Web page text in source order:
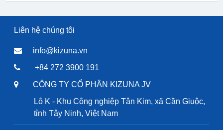
Liên hệ chúng tôi
info@kizuna.vn
+84 272 3900 191
CÔNG TY CỔ PHẦN KIZUNA JV
Lô K - Khu Công nghiệp Tân Kim, xã Cần Giuộc,
tỉnh Tây Ninh, Việt Nam